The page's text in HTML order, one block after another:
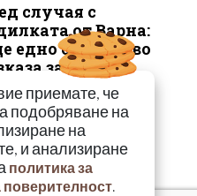
случая с
от Варна:
едно семейство
за бремен...
приемате, че
подобряване на
на
и анализиране
политика за
поверителност.